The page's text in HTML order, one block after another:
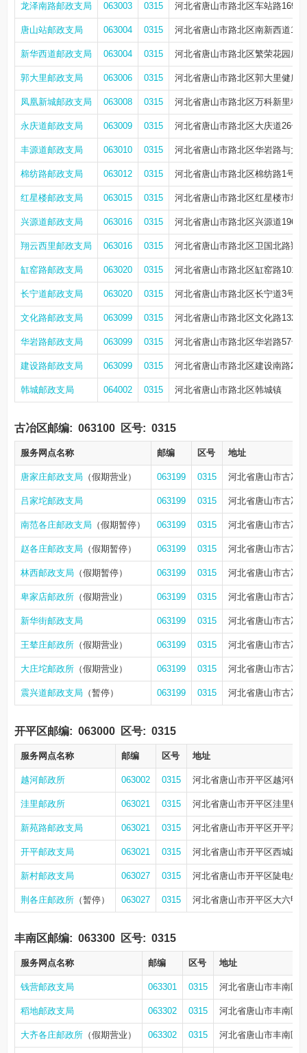
龙泽南路邮政支局 063003 0315 河北省唐山市路北区车站路169号
唐山站邮政支局 063004 0315 河北省唐山市路北区南新西道146
新华西道邮政支局 063004 0315 河北省唐山市路北区繁荣花园底
郭大里邮政支局 063006 0315 河北省唐山市路北区郭大里健康
凤凰新城邮政支局 063008 0315 河北省唐山市路北区万科新里程
永庆道邮政支局 063009 0315 河北省唐山市路北区大庆道26号
丰源道邮政支局 063010 0315 河北省唐山市路北区华岩路与大
棉纺路邮政支局 063012 0315 河北省唐山市路北区棉纺路1号
红星楼邮政支局 063015 0315 河北省唐山市路北区红星楼市场
兴源道邮政支局 063016 0315 河北省唐山市路北区兴源道196号
翔云西里邮政支局 063016 0315 河北省唐山市路北区卫国北路翔
缸窑路邮政支局 063020 0315 河北省唐山市路北区缸窑路101号
长宁道邮政支局 063020 0315 河北省唐山市路北区长宁道3号
文化路邮政支局 063099 0315 河北省唐山市路北区文化路132号
华岩路邮政支局 063099 0315 河北省唐山市路北区华岩路57号
建设路邮政支局 063099 0315 河北省唐山市路北区建设南路27
韩城邮政支局 064002 0315 河北省唐山市路北区韩城镇
古冶区邮编: 063100 区号: 0315
服务网点名称 邮编 区号 地址
唐家庄邮政支局 （假期营业） 063199 0315 河北省唐山市古冶
吕家坨邮政支局 063199 0315 河北省唐山市古冶
南范各庄邮政支局 （假期暂停） 063199 0315 河北省唐山市古冶
赵各庄邮政支局 （假期暂停） 063199 0315 河北省唐山市古冶
林西邮政支局 （假期暂停） 063199 0315 河北省唐山市古冶
卑家店邮政所 （假期营业） 063199 0315 河北省唐山市古冶
新华街邮政支局 063199 0315 河北省唐山市古冶
王辇庄邮政所 （假期营业） 063199 0315 河北省唐山市古冶
大庄坨邮政所 （假期营业） 063199 0315 河北省唐山市古冶
震兴道邮政支局 （暂停） 063199 0315 河北省唐山市古冶
开平区邮编: 063000 区号: 0315
服务网点名称 邮编 区号 地址
越河邮政所 063002 0315 河北省唐山市开平区越河镇
洼里邮政所 063021 0315 河北省唐山市开平区洼里镇
新苑路邮政支局 063021 0315 河北省唐山市开平区开平新
开平邮政支局 063021 0315 河北省唐山市开平区西城路
新村邮政支局 063027 0315 河北省唐山市开平区陡电生
荆各庄邮政所 （暂停） 063027 0315 河北省唐山市开平区大六甲
丰南区邮编: 063300 区号: 0315
服务网点名称 邮编 区号 地址
钱营邮政支局 063301 0315 河北省唐山市丰南区
稻地邮政支局 063302 0315 河北省唐山市丰南区
大齐各庄邮政所 （假期营业） 063302 0315 河北省唐山市丰南区